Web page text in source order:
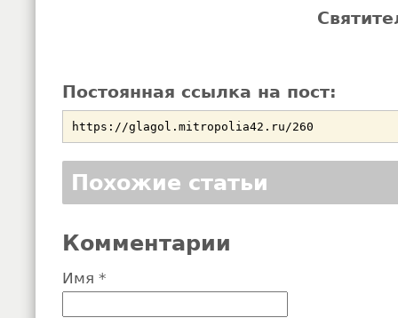
Постоянная ссылка на пост:
Похожие статьи
Комментарии
Имя *